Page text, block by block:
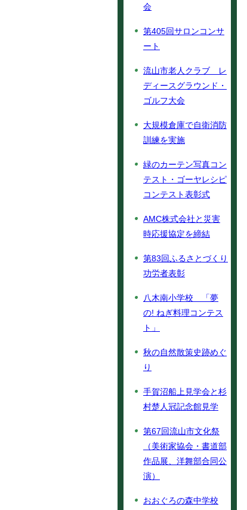
会
第405回サロンコンサ
ート
流山市老人クラブ レ
ディースグラウンド・
ゴルフ大会
大規模倉庫で自衛消防
訓練を実施
緑のカーテン写真コン
テスト・ゴーヤレシピ
コンテスト表彰式
AMC株式会社と災害
時応援協定を締結
第83回ふるさとづくり
功労者表彰
八木南小学校 「夢
の! ねぎ料理コンテス
ト」
秋の自然散策史跡めぐ
り
手賀沼船上見学会と杉
村楚人冠記念館見学
第67回流山市文化祭
（美術家協会・書道部
作品展、洋舞部合同公
演）
おおぐろの森中学校